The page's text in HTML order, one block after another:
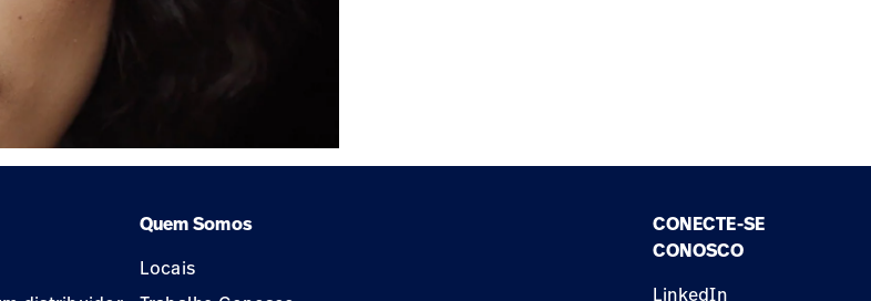
Quem Somos
Locais
CONECTE-SE
CONOSCO
LinkedIn